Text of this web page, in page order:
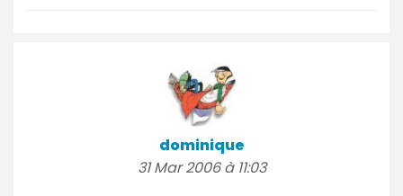
dominique
31 Mar 2006 à 11:03